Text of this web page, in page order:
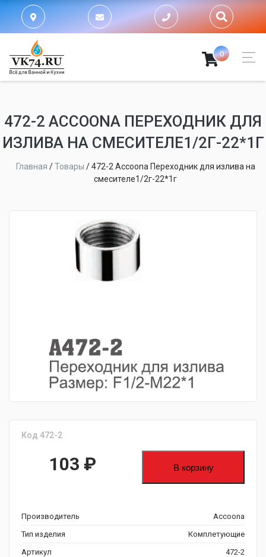
0
472-2 ACCOONA ПЕРЕХОДНИК ДЛЯ
ИЗЛИВА НА СМЕСИТЕЛЕ1/2Г-22*1Г
Главная /Товары /472-2 Accoona Переходник для излива на
смесителе1/2г-22*1г
Код 472-2
103 ₽ В корзину
Производитель
Accoona
Тип изделия
Комплетующие
Артикул
472-2